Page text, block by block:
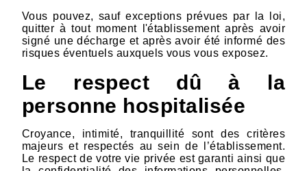
Vous pouvez, sauf exceptions prévues par la loi,
quitter à tout moment l'établissement après avoir
signé une décharge et après avoir été informé des
risques éventuels auxquels vous vous exposez.
Le respect dû à la
personne hospitalisée
Croyance, intimité, tranquillité sont des critères
majeurs et respectés au sein de l’établissement.
Le respect de votre vie privée est garanti ainsi que